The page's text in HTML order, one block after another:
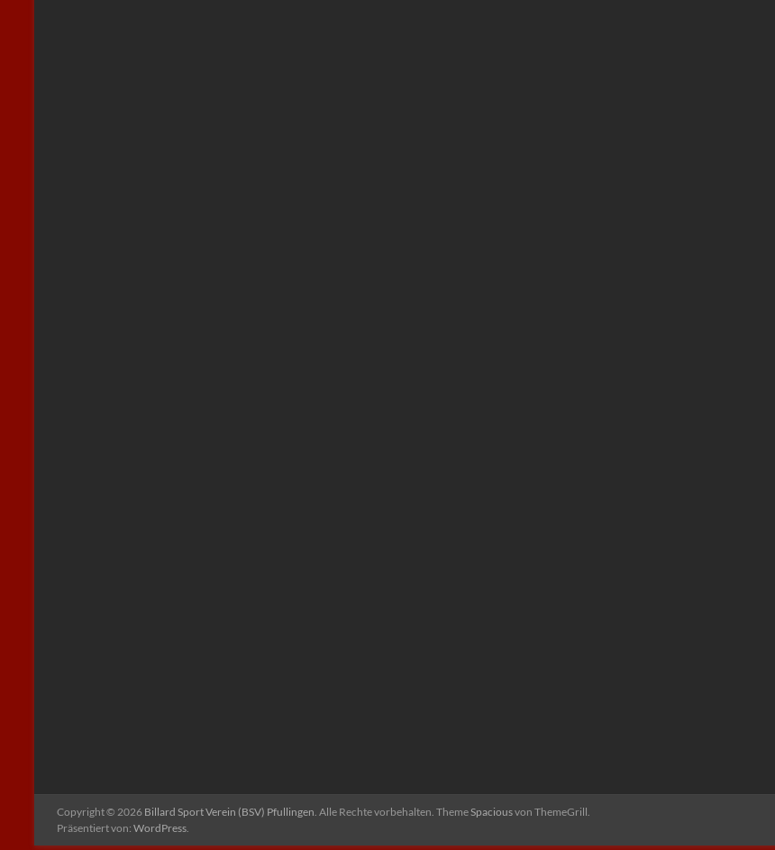
Copyright © 2026 Billard Sport Verein (BSV) Pfullingen. Alle Rechte vorbehalten. ThemeSpaciousvon ThemeGrill.
Präsentiert von: WordPress.